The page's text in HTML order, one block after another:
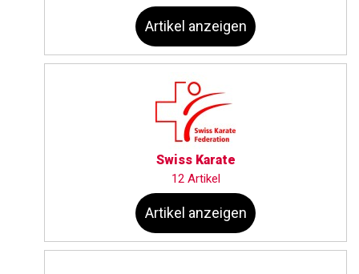
Artikel anzeigen
Swiss Karate
12 Artikel
Artikel anzeigen